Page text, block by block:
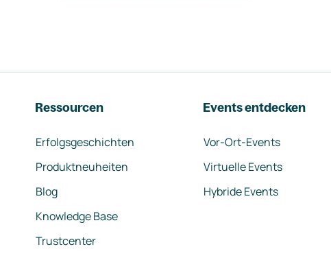
Ressourcen
Erfolgsgeschichten
Produktneuheiten
Blog
Knowledge Base
Trustcenter
Events entdecken
Vor-Ort-Events
Virtuelle Events
Hybride Events